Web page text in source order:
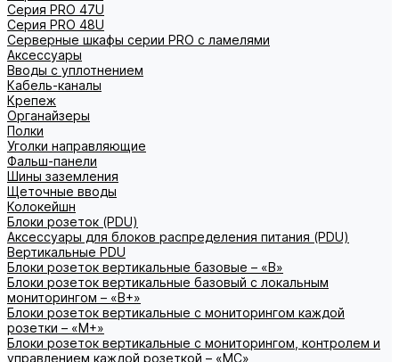
Серия PRO 47U
Серия PRO 48U
Серверные шкафы серии PRO с ламелями
Аксессуары
Вводы с уплотнением
Кабель-каналы
Крепеж
Органайзеры
Полки
Уголки направляющие
Фальш-панели
Шины заземления
Щеточные вводы
Колокейшн
Блоки розеток (PDU)
Аксессуары для блоков распределения питания (PDU)
Вертикальные PDU
Блоки розеток вертикальные базовые – «В»
Блоки розеток вертикальные базовый с локальным
мониторингом – «В+»
Блоки розеток вертикальные с мониторингом каждой
розетки – «М+»
Блоки розеток вертикальные с мониторингом, контролем и
управлением каждой розеткой – «МС»